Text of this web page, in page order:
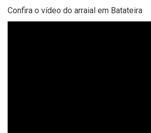
Confira o vídeo do arraial em Batateira